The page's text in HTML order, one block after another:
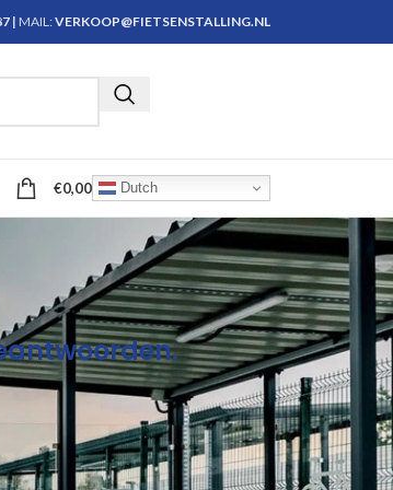
| MAIL:VERKOOP@FIETSENSTALLING.NL
Krijg persoonlijk advies
€0,00 Dutch